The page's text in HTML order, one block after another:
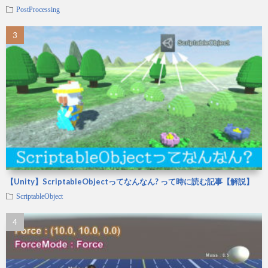
PostProcessing
【Unity】ScriptableObjectってなんなん? って時に読む記事【解説】
ScriptableObject